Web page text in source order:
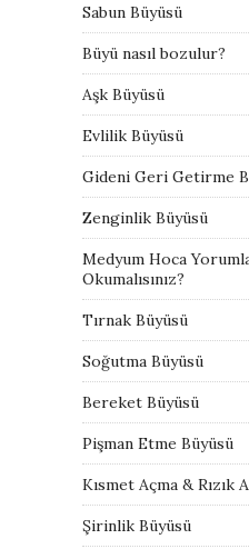
Sabun Büyüsü
Büyü nasıl bozulur?
Aşk Büyüsü
Evlilik Büyüsü
Gideni Geri Getirme
Zenginlik Büyüsü
Medyum Hoca
Okumalısınız?
Tırnak Büyüsü
Soğutma Büyüsü
Bereket Büyüsü
Pişman Etme Büyüsü
Kısmet Açma & Rızık
Şirinlik Büyüsü